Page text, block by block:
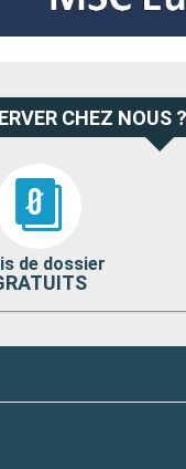
CHEZ NOUS
de dossier